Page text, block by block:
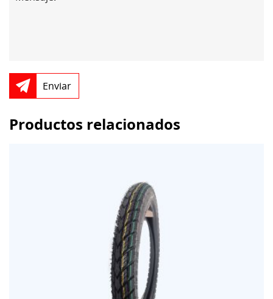
Enviar
Productos relacionados